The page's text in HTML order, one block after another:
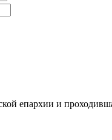
епархии и